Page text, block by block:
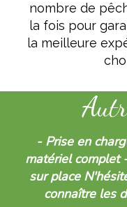
nombre de
la fois pour
la meilleure
- Prise en
matériel complet
sur place
connaître les